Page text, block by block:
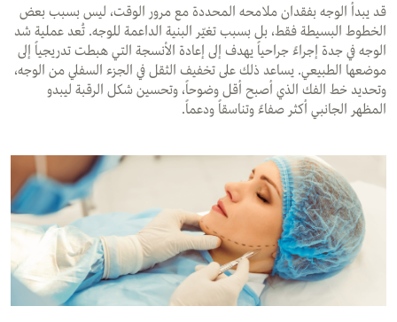
قد يبدأ الوجه بفقدان ملامحه المحددة مع مرور الوقت، ليس بسبب بعض
الخطوط البسيطة فقط، بل بسبب تغيّر البنية الداعمة للوجه. تُعد عملية شد
الوجه في جدة إجراءً جراحياً يهدف إلى إعادة الأنسجة التي هبطت تدريجياً إلى
موضعها الطبيعي. يساعد ذلك على تخفيف الثقل في الجزء السفلي من الوجه،
وتحديد خط الفك الذي أصبح أقل وضوحاً، وتحسين شكل الرقبة ليبدو
المظهر الجانبي أكثر صفاءً وتناسقاً ودعماً.